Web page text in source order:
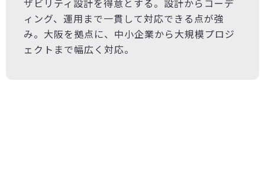
ザビリティ設計を得意とする。設計からコーデ
ィング、運用まで一貫して対応できる点が強
み。大阪を拠点に、中小企業から大規模プロジ
ェクトまで幅広く対応。